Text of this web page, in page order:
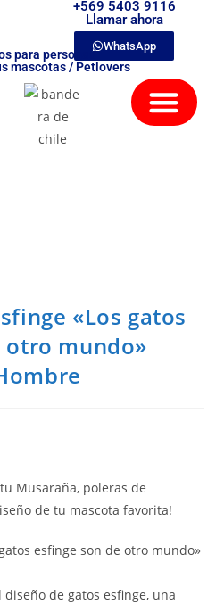
+569 5403 9116
Llamar ahora
WhatsApp
para personas
mascotas / Petlovers
«Los gatos
otro mundo»
Musaraña, poleras de
de tu mascota favorita!
esfinge son de otro mundo»
de gatos esfinge, una